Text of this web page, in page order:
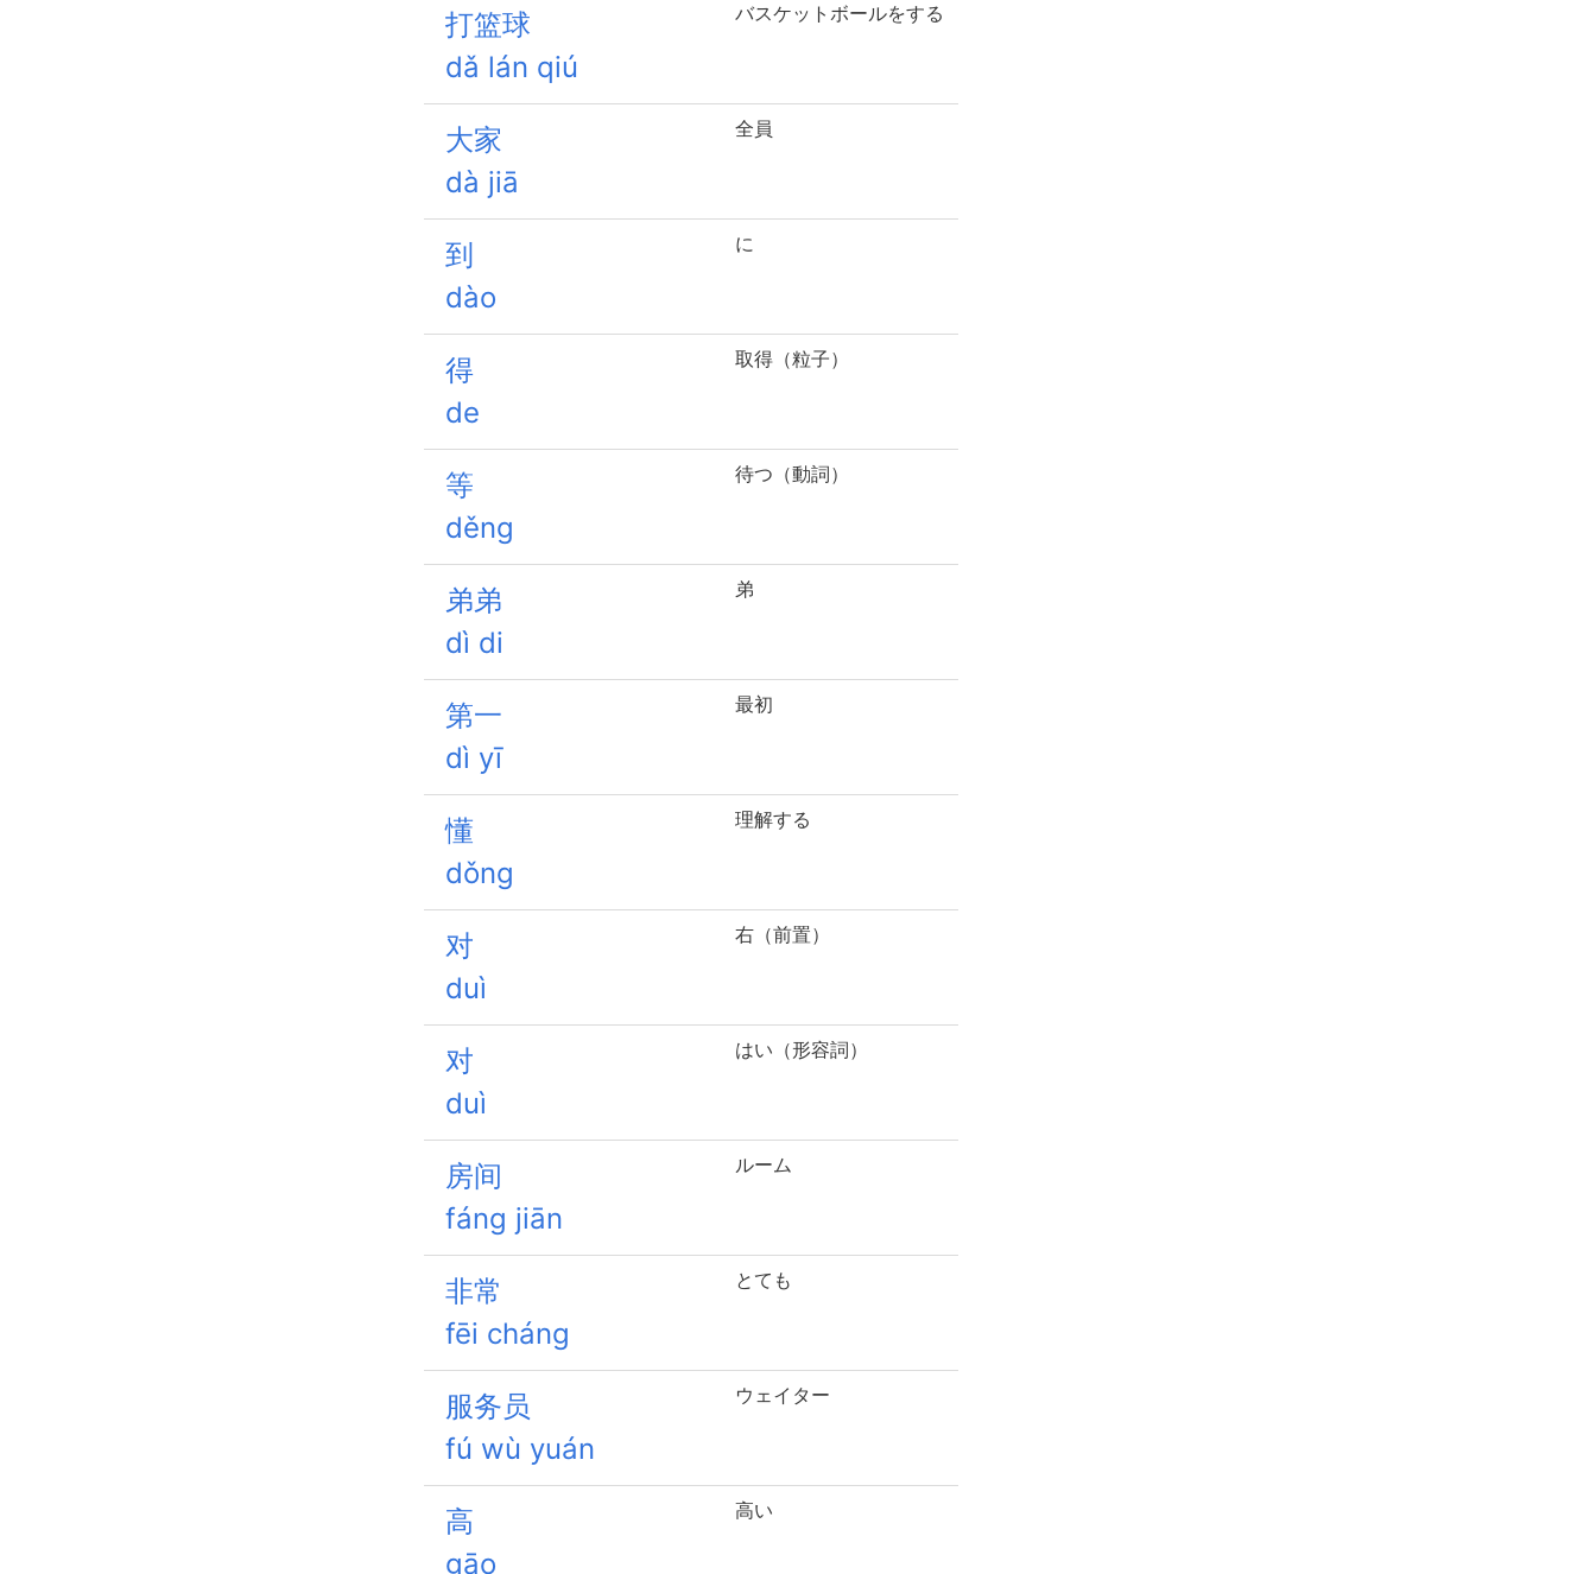
打篮球
dǎ lán qiú
バスケットボールをする
大家
dà jiā
全員
到
dào
に
得
de
取得（粒子）
等
děng
待つ（動詞）
弟弟
dì di
弟
第一
dì yī
最初
懂
dǒng
理解する
对
duì
右（前置）
对
duì
はい（形容詞）
房间
fáng jiān
ルーム
非常
fēi cháng
とても
服务员
fú wù yuán
ウェイター
高
gāo
高い